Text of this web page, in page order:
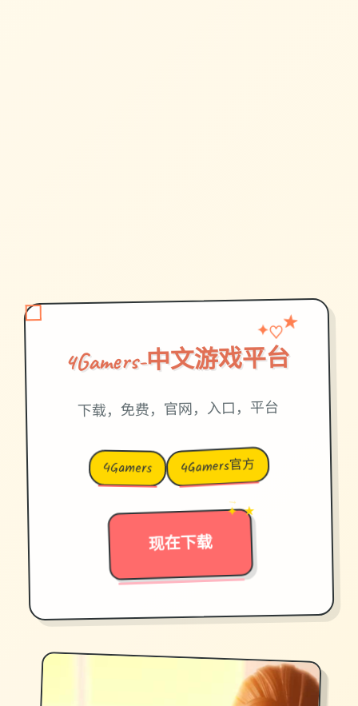
4Gamers-中文游戏平台
✦♡★
下载，免费，官网，入口，平台
4Gamers 4Gamers官方
现在下载
→
✦ ★